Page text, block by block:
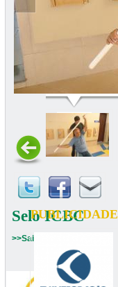
Selo ICBC
>>Saiba mais
PUBLICIDADE